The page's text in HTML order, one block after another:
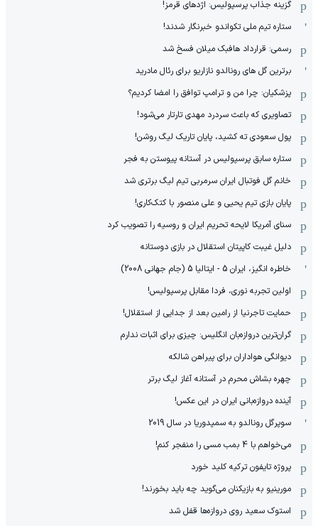
گزینه جذاب پرسپولیس: اژدهای قرمز!
ستاره تیم ملی تکواندو خبرنگار شدند!
رسمی: قرارداد هافبک میلان فسخ شد
برترین گل های رونالدو نازاریو برای رئال مادرید
پزشکیان: چرا من و ترامپ توافق را امضا کردیم؟
تصاویری که باعث سردرد مهدی تارتار می‌شود!
پول سعودی ته کشید، پایان تاریک لیگ روشن!
ستاره سابق پرسپولیس در آستانه پیوستن به فجر
خانم گل فوتبال ایران سرمربی تیم لیگ برتری شد
پایان بازی تیم یحیی و علی منصور با کتک‌کاری!
سنای آمریکا لایحه تحریم ایران و روسیه را تصویب کرد
دلیل غیبت کاپیتان استقلال در بازی دوستانه
خاطره انگیز، ایران 5 - ایتالیا 5 (جام جهانی 2008)
اولین تجربه نوری، فردا مقابل پرسپولیس!
حمایت تاجرنیا از رامین بعد از جدایی از استقلال!
گران‌ترین دروازه‌بان انگلیس: چیزی برای اثبات ندارم
دیوانگی هواداران برای پیراهن شالکه
چهره بشاش محرم در آستانه آغاز لیگ برتر
آینده دروازه‌بانی ایران در این عکس!
سوپرگل رونالدو به سمپدوریا در سال 2019
می‌خواهم با 4 بمب مسی را منفجر کنم!
پروژه تایفون ترکیه کلید خورد
مورینیو به بازیکنان می‌گوید چه باید بخورند!
استوک سعید روی دروازه‌ها قفل شد